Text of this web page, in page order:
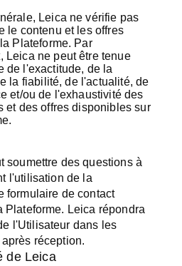
Leica ne vérifie pas
le contenu et les offres
Plateforme. Par
Leica ne peut être tenue
de l'exactitude, de la
la fiabilité, de l'actualité, de
et/ou de l'exhaustivité des
et des offres disponibles sur
soumettre des questions à
l'utilisation de la
formulaire de contact
Plateforme. Leica répondra
l'Utilisateur dans les
réception.
de Leica